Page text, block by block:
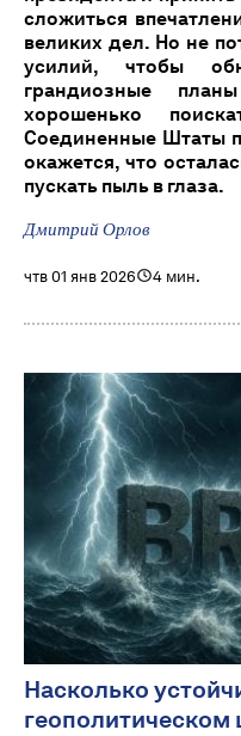
сложиться
великих дел. Но не
усилий, чтобы
грандиозные
хорошенько
Соединенные Штаты
окажется, что
пускать пыль в глаза.
Дмитрий Орлов
чтв 01 янв 2026 4 мин.
Насколько
геополитическом